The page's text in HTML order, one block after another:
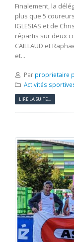
Finalement, la
plus que 5
IGLESIAS et de
répartis sur deux
CAILLAUD et
et...
Par proprietaire
Activités
LIRE LA SUITE...